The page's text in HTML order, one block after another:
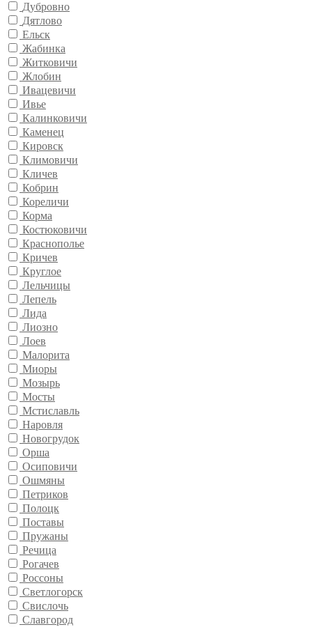
Дубровно
Дятлово
Ельск
Жабинка
Житковичи
Жлобин
Ивацевичи
Ивье
Калинковичи
Каменец
Кировск
Климовичи
Кличев
Кобрин
Кореличи
Корма
Костюковичи
Краснополье
Кричев
Круглое
Лельчицы
Лепель
Лида
Лиозно
Лоев
Малорита
Миоры
Мозырь
Мосты
Мстиславль
Наровля
Новогрудок
Орша
Осиповичи
Ошмяны
Петриков
Полоцк
Поставы
Пружаны
Речица
Рогачев
Россоны
Светлогорск
Свислочь
Славгород